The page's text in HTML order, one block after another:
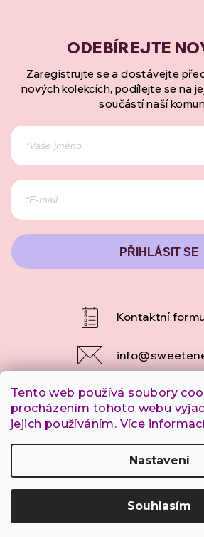
Tento web používá soubory
procházením tohoto webu
jejich používáním. Více
Nastavení
Souhlasím
Zaregistrujte se a dostávejte
nových kolekcích, podílejte se na
součástí naší
PŘIHLÁSIT SE
info@
+420 607 253
SweetEnergy.cz
vyhrazena.
Vytvořil Shoptet